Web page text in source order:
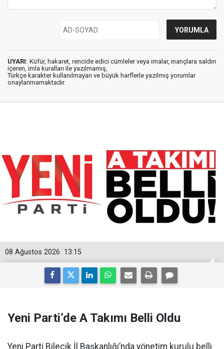
UYARI: Küfür, hakaret, rencide edici cümleler veya imalar, inançlara saldırı
içeren, imla kuralları ile yazılmamış,
Türkçe karakter kullanılmayan ve büyük harflerle yazılmış yorumlar
onaylanmamaktadır.
13:15
08 Ağustos 2026
Yeni Parti’de A Takımı Belli Oldu
Yeni Parti Bilecik İl Başkanlığı’nda yönetim kurulu belli